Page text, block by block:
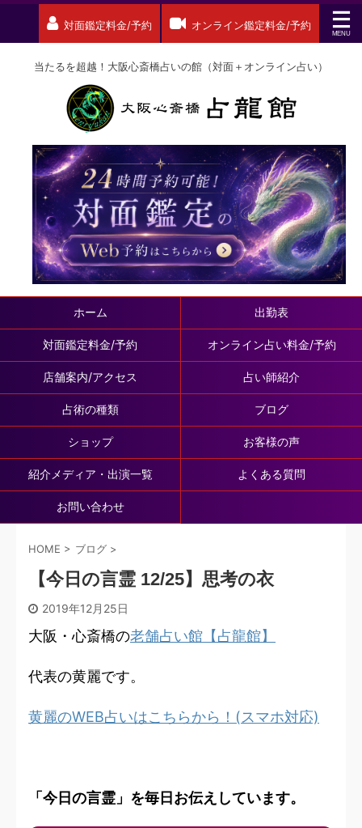
対面鑑定料金/予約 オンライン鑑定料金/予約
当たるを超越！大阪心斎橋占いの館（対面＋オンライン占い）
ホーム 出勤表
対面鑑定料金/予約 オンライン占い料金/予約
店舗案内/アクセス 占い師紹介
占術の種類 ブログ
ショップ お客様の声
紹介メディア・出演一覧 よくある質問
お問い合わせ
HOME > ブログ >
【今日の言霊 12/25】思考の衣
2019年12月25日
大阪・心斎橋の老舗占い館【占龍館】
代表の黄麗です。
黄麗のWEB占いはこちらから！(スマホ対応)
「今日の言霊」を毎日お伝えしています。